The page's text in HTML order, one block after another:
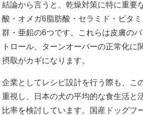
結論から言うと、乾燥対策に特に重要
酸・オメガ6脂肪酸・セラミド・ビタ
群・亜鉛の6つです。これらは皮膚の
トロール、ターンオーバーの正常化に
摂取がカギになります。
企業としてレシピ設計を行う際も、こ
重視し、日本の犬の平均的な食生活と
比率を検討しています。国産ドッグフ